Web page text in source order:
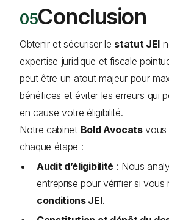
Conclusion
Obtenir et sécuriser le statut JEI
expertise juridique et fiscale
peut être un atout majeur pour
bénéfices et éviter les erreurs qui
en cause votre éligibilité.
Notre cabinet Bold Avocatsvous
chaque étape :
Audit d’éligibilité: Nous
entreprise pour vérifier si vous
conditions JEI.